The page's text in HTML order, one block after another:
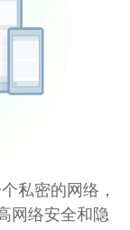
私密的网络，
网络安全和隐